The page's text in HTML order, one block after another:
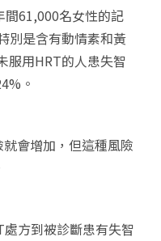
間61,000名女性的記
別是含有動情素和黃
服用HRT的人患失智
。
會增加，但這種風險
方到被診斷患有失智